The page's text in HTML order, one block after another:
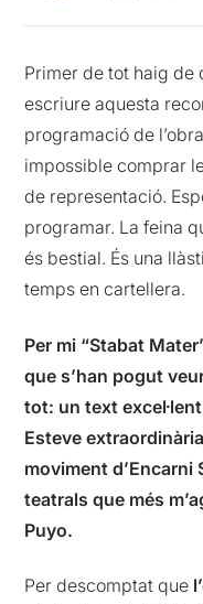
Primer de tot haig de
escriure aquesta
programació de
impossible comprar
de representació.
programar. La feina
és bestial. És una
temps en cartellera.
Per mi “Stabat
que s’han pogut
tot: un text
Esteve
moviment d’Encarni
teatrals que més
Puyo.
Per descomptat que